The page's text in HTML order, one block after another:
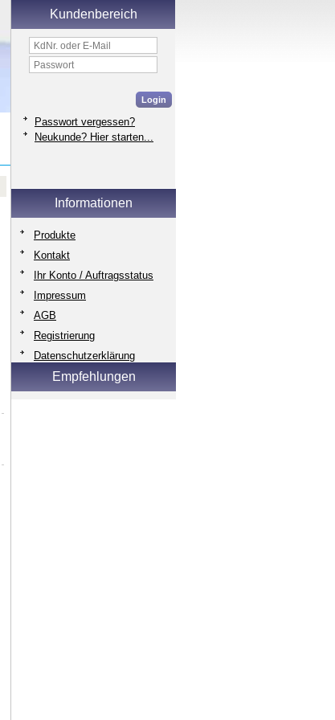
Kundenbereich
Passwort vergessen?
Neukunde? Hier starten...
Informationen
Empfehlungen
Produkte
Kontakt
Ihr Konto / Auftragsstatus
Impressum
AGB
Registrierung
Datenschutzerklärung